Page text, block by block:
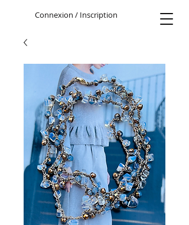
Connexion / Inscription